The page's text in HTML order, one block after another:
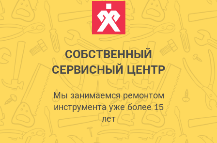
СОБСТВЕННЫЙ
СЕРВИСНЫЙ ЦЕНТР
Мы занимаемся ремонтом
инструмента уже более 15
лет